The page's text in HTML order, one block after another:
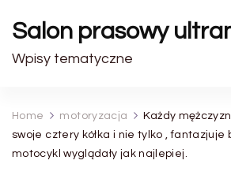
Salon prasowy
Wpisy tematyczne
Home motoryzacja
Każdy
swoje cztery kółka i nie tylko , fantazjuje
motocykl wyglądały jak najlepiej.